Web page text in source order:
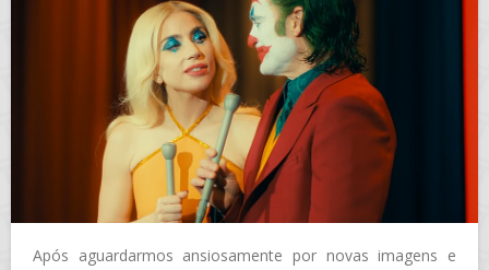
Após aguardarmos ansiosamente por novas imagens e